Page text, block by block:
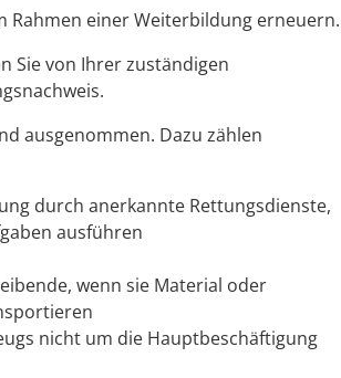
Rahmen einer Weiterbildung erneuern.
Sie von Ihrer zuständigen
ausgenommen. Dazu zählen
durch anerkannte Rettungsdienste,
ausführen
wenn sie Material oder
nicht um die Hauptbeschäftigung